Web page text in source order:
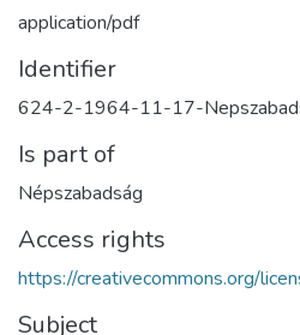
application/pdf
Identifier
624-2-1964-11-17-
Is part of
Népszabadság
Access rights
https://creativecommons.org/
Subject